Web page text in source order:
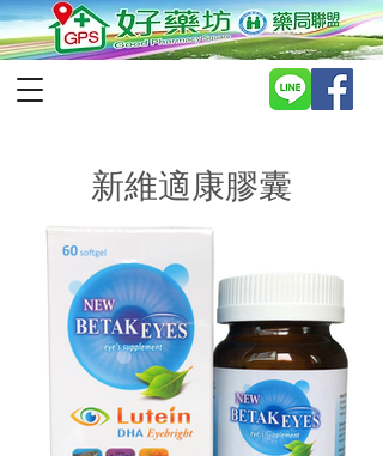
新維適康膠囊